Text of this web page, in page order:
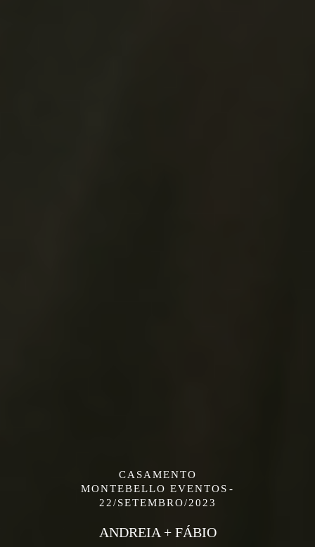
CASAMENTO
MONTEBELLO EVENTOS
22/SETEMBRO/2023
ANDREIA + FÁBIO